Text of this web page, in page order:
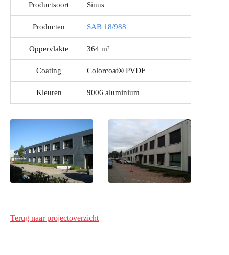
Productsoort Sinus
Producten SAB 18/988
Oppervlakte 364 m²
Coating Colorcoat® PVDF
Kleuren 9006 aluminium
Terug naar projectoverzicht